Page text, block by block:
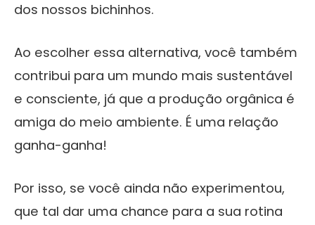
dos nossos bichinhos.
Ao escolher essa alternativa, você também
contribui para um mundo mais sustentável
e consciente, já que a produção orgânica é
amiga do meio ambiente. É uma relação
ganha-ganha!
Por isso, se você ainda não experimentou,
que tal dar uma chance para a sua rotina